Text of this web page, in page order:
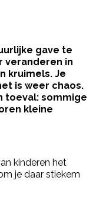
gave te
veranderen in
kruimels. Je
is weer chaos.
toeval: sommige
kleine
kinderen het
je daar stiekem